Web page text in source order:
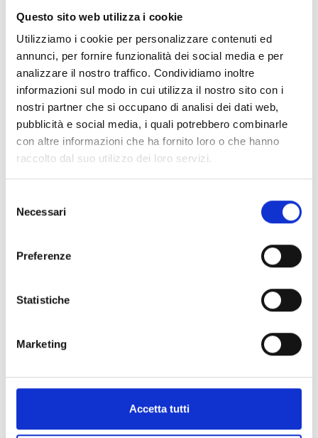
Questo sito web utilizza i cookie
Utilizziamo i cookie per personalizzare contenuti ed
annunci, per fornire funzionalità dei social media e per
analizzare il nostro traffico. Condividiamo inoltre
informazioni sul modo in cui utilizza il nostro sito con i
nostri partner che si occupano di analisi dei dati web,
pubblicità e social media, i quali potrebbero combinarle
con altre informazioni che ha fornito loro o che hanno
raccolto dal suo utilizzo dei loro servizi.
delNecessari
Preferenze
Statistiche
Marketing
Accetta tutti
Classic
BARTORELLI ITALIAN JEWELS
Anello in oro bianco con diamante fancy yellow
certificato gia e diamanti bianchi - 000-4982NS
€ 60.290,00